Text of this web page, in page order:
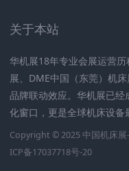
关于本站
华机展18年专业会展运营
展、DME中国（东莞）机
品牌联动效应。华机展已
化窗口，更是全球机床设备
Copyright © 2025 中国机床展
ICP备17037718号-20